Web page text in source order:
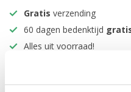
Gratis verzending
60 dagen bedenktijd
Alles uit voorraad!